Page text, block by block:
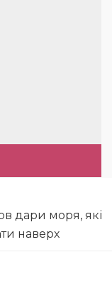
дари моря, які
наверх